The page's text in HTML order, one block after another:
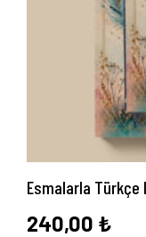
Esmalarla Türkçe
240,00 ₺